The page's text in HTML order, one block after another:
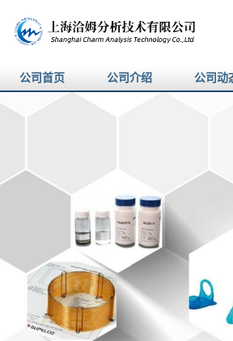
公司首页 公司介绍 公司动